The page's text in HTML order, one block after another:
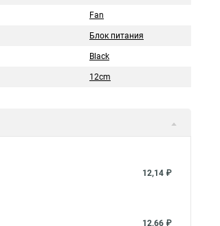
Fan
Блок питания
Black
12cm
12,14 ₽
12,66 ₽